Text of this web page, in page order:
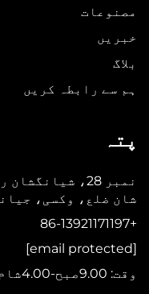
مصنوعات
خبریں
بلاگ
ہم سے رابطہ کریں
پتہ
نمبر 28،
شان ضلع، وکسی،
+86-13921171197
[email protected]
وقت: 9.00صبح-4.00شام